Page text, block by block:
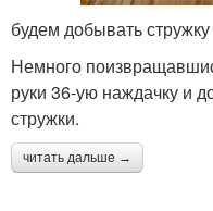
будем добывать стружку
Немного
руки 36-ую наждачку и
стружки.
читать дальше →